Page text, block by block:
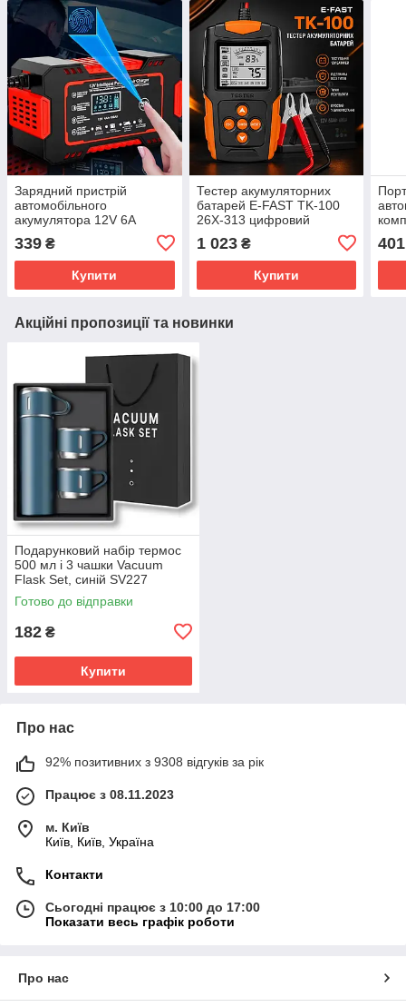
Зарядний пристрій
автомобільного
акумулятора 12V 6A
339 ₴
Купити
Тестер акумуляторних
батарей E-FAST TK-100
26X-313 цифровий
автомобільний аналізатор
АКБ 12V для діагностики
акумулятора SV227
1 023₴
Купити
401
Акційні пропозиції та новинки
Подарунковий набір термос
500 мл і 3 чашки Vacuum
Flask Set, синій SV227
Готово до відправки
182 ₴
Купити
Про нас
92% позитивних з 9308 відгуків за рік
Працює з 08.11.2023
м. Київ
Київ, Київ, Україна
Контакти
Сьогодні працює з 10:00 до 17:00
Показати весь графік роботи
Про нас